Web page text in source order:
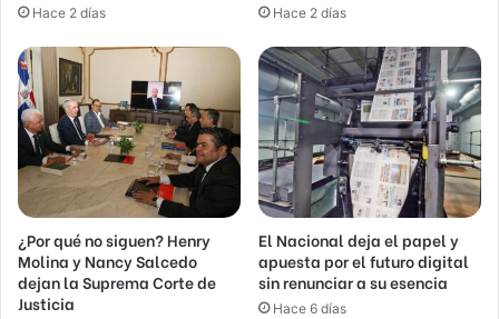
Hace 2 días Hace 2 días
¿Por qué no siguen? Henry
Molina y Nancy Salcedo
dejan la Suprema Corte de
Justicia
El Nacional deja el papel y
apuesta por el futuro digital
sin renunciar a su esencia
Hace 6 días